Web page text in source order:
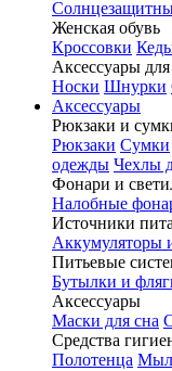
Женская обувь
Кроссовки
Аксессуары
Носки Шнурки
Аксессуары
Рюкзаки и
Рюкзаки Сумки
одежды Чехлы
Фонари и
Налобные
Источники
Аккумуляторы
Питьевые
Бутылки и
Аксессуары
Маски для сна
Средства
Полотенца